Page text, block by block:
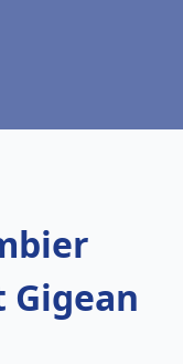
Gigean